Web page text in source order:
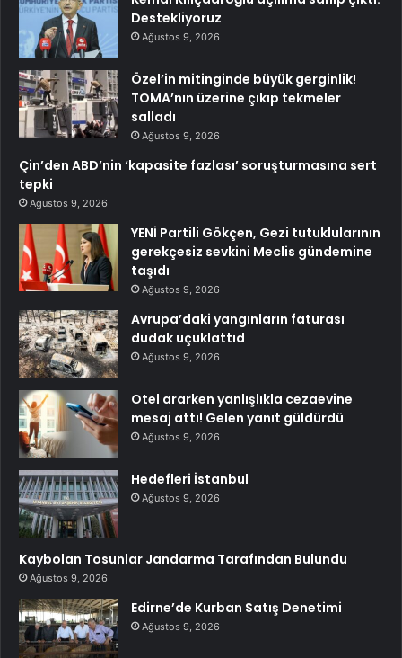
Destekliyoruz
Ağustos 9, 2026
Özel’in mitinginde büyük gerginlik!
TOMA’nın üzerine çıkıp tekmeler
salladı
Ağustos 9, 2026
Çin’den ABD’nin ‘kapasite fazlası’ soruşturmasına sert
tepki
Ağustos 9, 2026
YENİ Partili Gökçen, Gezi tutuklularının
gerekçesiz sevkini Meclis gündemine
taşıdı
Ağustos 9, 2026
Avrupa’daki yangınların faturası
dudak uçuklattıd
Ağustos 9, 2026
Otel ararken yanlışlıkla cezaevine
mesaj attı! Gelen yanıt güldürdü
Ağustos 9, 2026
Hedefleri İstanbul
Ağustos 9, 2026
Kaybolan Tosunlar Jandarma Tarafından Bulundu
Ağustos 9, 2026
Edirne’de Kurban Satış Denetimi
Ağustos 9, 2026